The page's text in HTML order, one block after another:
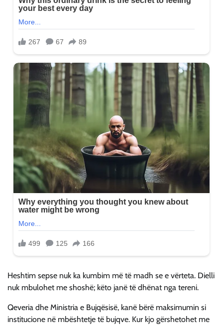
Heshtim sepse nuk ka kumbim më të madh se e vërteta. Dielli
nuk mbulohet me shoshë; këto janë të dhënat nga tereni.
Qeveria dhe Ministria e Bujqësisë, kanë bërë maksimumin si
institucione në mbështetje të bujqve. Kur kjo gërshetohet me